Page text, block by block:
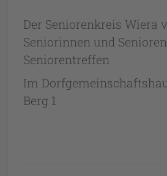
Der Seniorenkreis Wiera
Seniorinnen und Senioren
Seniorentreffen
Im
Berg 1